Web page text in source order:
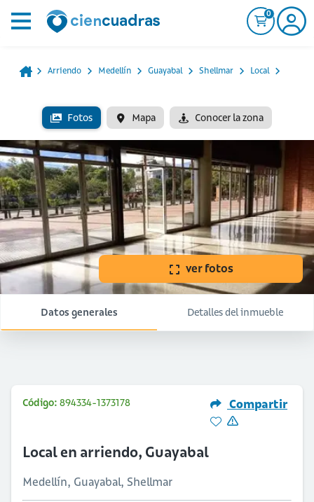
0
Arriendo Medellín Guayabal Shellmar Local
Fotos Mapa Conocer la zona
ver fotos
Datos generales Detalles del inmueble
Código: 894334-1373178 Compartir
Local en arriendo, Guayabal
Medellín, Guayabal, Shellmar